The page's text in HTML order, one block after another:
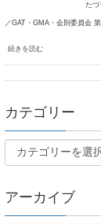
たづ
／GAT・GMA・会則委員会
続きを読む
カテゴリー
アーカイブ